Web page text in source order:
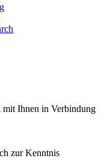
mit Ihnen in Verbindung
zur Kenntnis